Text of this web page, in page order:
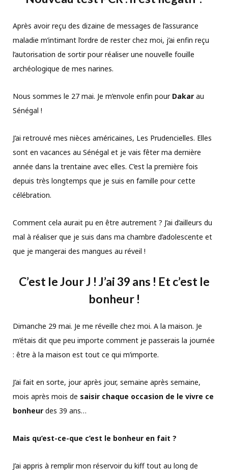
Après avoir reçu des dizaine de messages de l’assurance
maladie m’intimant l’ordre de rester chez moi, j’ai enfin reçu
l’autorisation de sortir pour réaliser une nouvelle fouille
archéologique de mes narines.
Nous sommes le 27 mai. Je m’envole enfin pour Dakar au
Sénégal !
J’ai retrouvé mes nièces américaines, Les Prudencielles. Elles
sont en vacances au Sénégal et je vais fêter ma dernière
année dans la trentaine avec elles. C’est la première fois
depuis très longtemps que je suis en famille pour cette
célébration.
Comment cela aurait pu en être autrement ? J’ai d’ailleurs du
mal à réaliser que je suis dans ma chambre d’adolescente et
que je mangerai des mangues au réveil !
C’est le Jour J ! J’ai 39 ans ! Et c’est le
bonheur !
Dimanche 29 mai. Je me réveille chez moi. A la maison. Je
m’étais dit que peu importe comment je passerais la journée
: être à la maison est tout ce qui m’importe.
J’ai fait en sorte, jour après jour, semaine après semaine,
mois après mois de saisir chaque occasion de le vivre ce
bonheur des 39 ans…
Mais qu’est-ce-que c’est le bonheur en fait ?
J’ai appris à remplir mon réservoir du kiff tout au long de